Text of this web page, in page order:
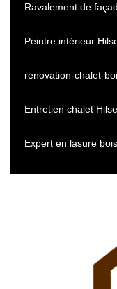
Ravalement de
Peintre intérieur
renovation-chalet-
Entretien chalet
Expert en lasure